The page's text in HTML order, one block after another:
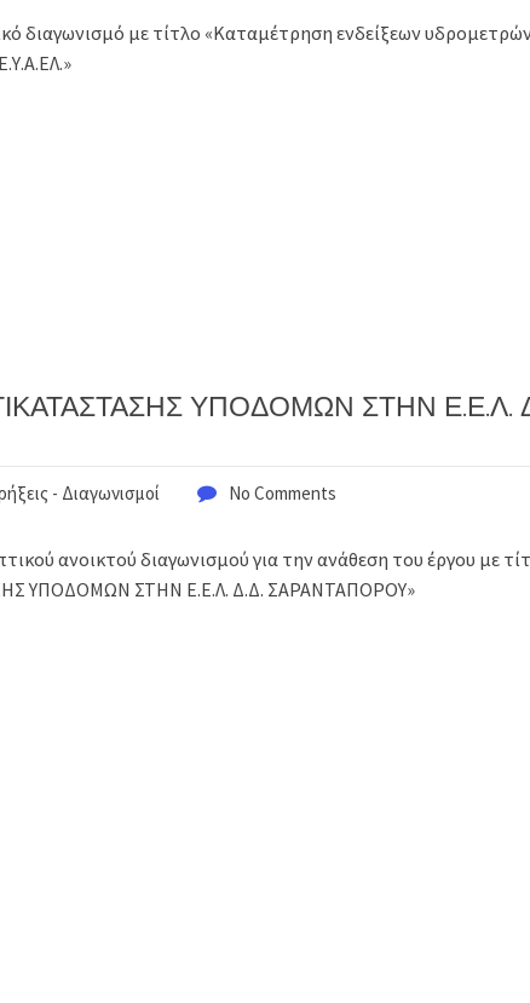
διαγωνισμό με τίτλο «Καταμέτρηση ενδείξεων
ΥΠΟΔΟΜΩΝ ΣΤΗΝ Ε.Ε.Λ.
- Διαγωνισμοί No Comments
ανοικτού διαγωνισμού για την ανάθεση του έργου με
ΥΠΟΔΟΜΩΝ ΣΤΗΝ Ε.Ε.Λ. Δ.Δ. ΣΑΡΑΝΤΑΠΟΡΟΥ»